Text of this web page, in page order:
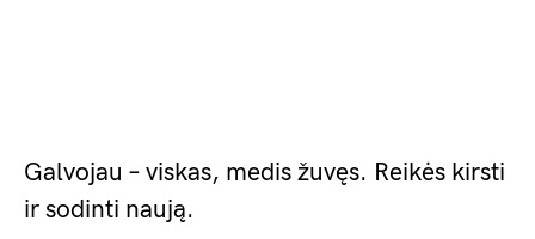
Galvojau – viskas, medis žuvęs. Reikės kirsti
ir sodinti naują.